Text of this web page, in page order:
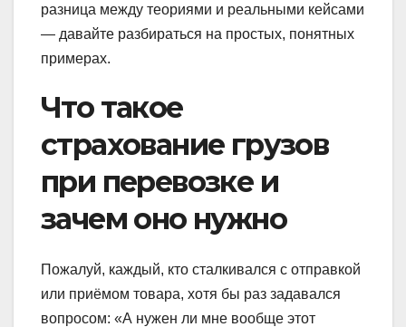
разница между теориями и реальными кейсами
— давайте разбираться на простых, понятных
примерах.
Что такое
страхование грузов
при перевозке и
зачем оно нужно
Пожалуй, каждый, кто сталкивался с отправкой
или приёмом товара, хотя бы раз задавался
вопросом: «А нужен ли мне вообще этот